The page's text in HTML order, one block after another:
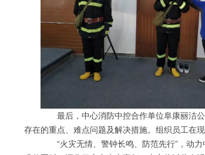
最后，中心消防中控合作单位阜康丽洁公
存在的重点、难点问题及解决措施。组织员工在
“火灾无情、警钟长鸣、防范先行”，动力